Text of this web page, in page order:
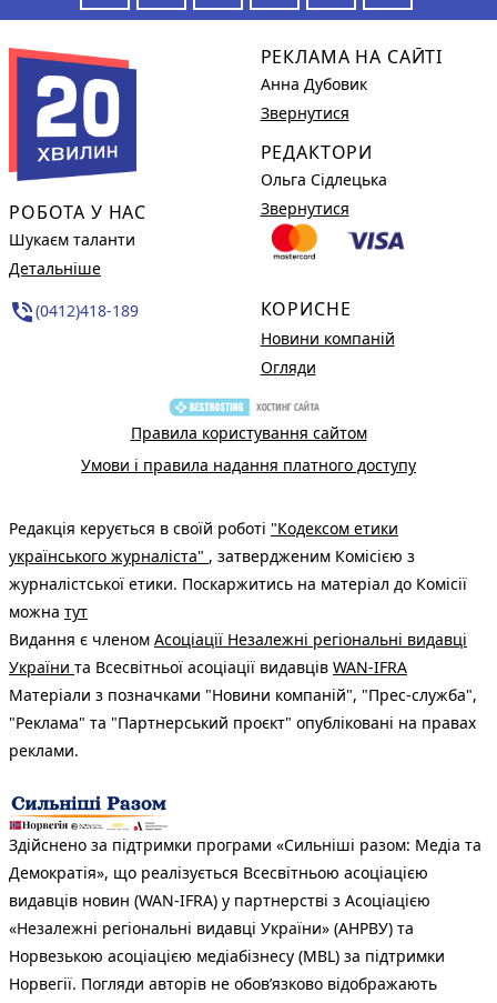
РОБОТА У НАС
Шукаєм таланти
Детальніше
phone_in_talk(0412)418-189
РЕКЛАМА НА САЙТІ
Анна Дубовик
Звернутися
РЕДАКТОРИ
Ольга Сідлецька
Звернутися
КОРИСНЕ
Новини компаній
Огляди
Правила користування сайтом
Умови і правила надання платного доступу
Редакція керується в своїй роботі "Кодексом етики
українського журналіста" , затвердженим Комісією з
журналістської етики. Поскаржитись на матеріал до Комісії
можна тут
Видання є членом Асоціації Незалежні регіональні видавці
України та Всесвітньої асоціації видавців WAN-IFRA
Матеріали з позначками "Новини компаній", "Прес-служба",
"Реклама" та "Партнерський проєкт" опубліковані на правах
реклами.
Здійснено за підтримки програми «Сильніші разом: Медіа та
Демократія», що реалізується Всесвітньою асоціацією
видавців новин (WAN-IFRA) у партнерстві з Асоціацією
«Незалежні регіональні видавці України» (АНРВУ) та
Норвезькою асоціацією медіабізнесу (MBL) за підтримки
Норвегії. Погляди авторів не обов’язково відображають